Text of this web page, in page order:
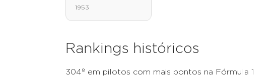
1953
Rankings históricos
304º em pilotos com mais pontos na Fórmula 1